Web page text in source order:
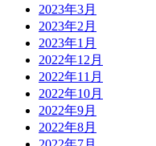
2023年3月
2023年2月
2023年1月
2022年12月
2022年11月
2022年10月
2022年9月
2022年8月